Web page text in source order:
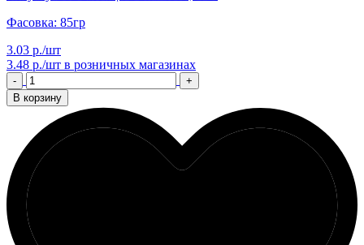
Фасовка: 85гр
3.03 р./шт
3.48 р./шт в розничных магазинах
-
+
В корзину